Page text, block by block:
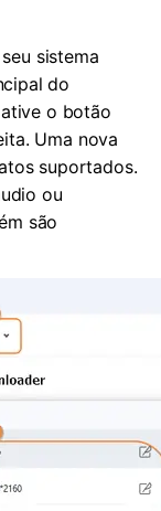
sistema
do
o botão
Uma nova
suportados.
ou
são